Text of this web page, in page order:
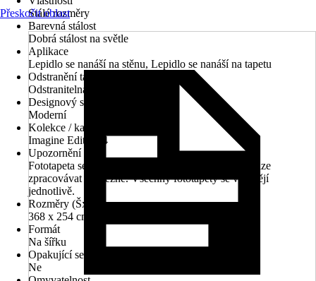
Stálé rozměry
Barevná stálost
Dobrá stálost na světle
Aplikace
Lepidlo se nanáší na stěnu, Lepidlo se nanáší na tapetu
Odstranění tapet
Odstranitelná za mokra
Designový styl
Moderní
Kolekce / katalog tapet
Imagine Edition 4
Upozornění
Fototapeta se skládá z 8 dílů., Motivy u fototapet nelze
zpracovávat průběžně. Všechny fototapety se vyrábějí
jednotlivě.
Rozměry (ŠxV)
368 x 254 cm
Formát
Na šířku
Opakující se vzor
Ne
Přeskočit oblast